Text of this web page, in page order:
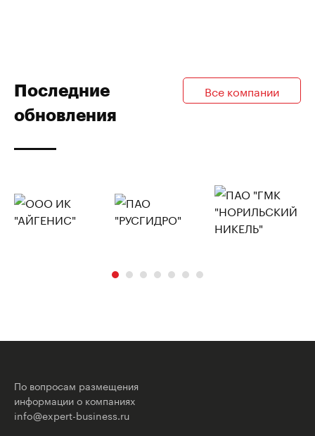
Последние
обновления
Все компании
По вопросам размещения
информации о компаниях
info@expert-business.ru